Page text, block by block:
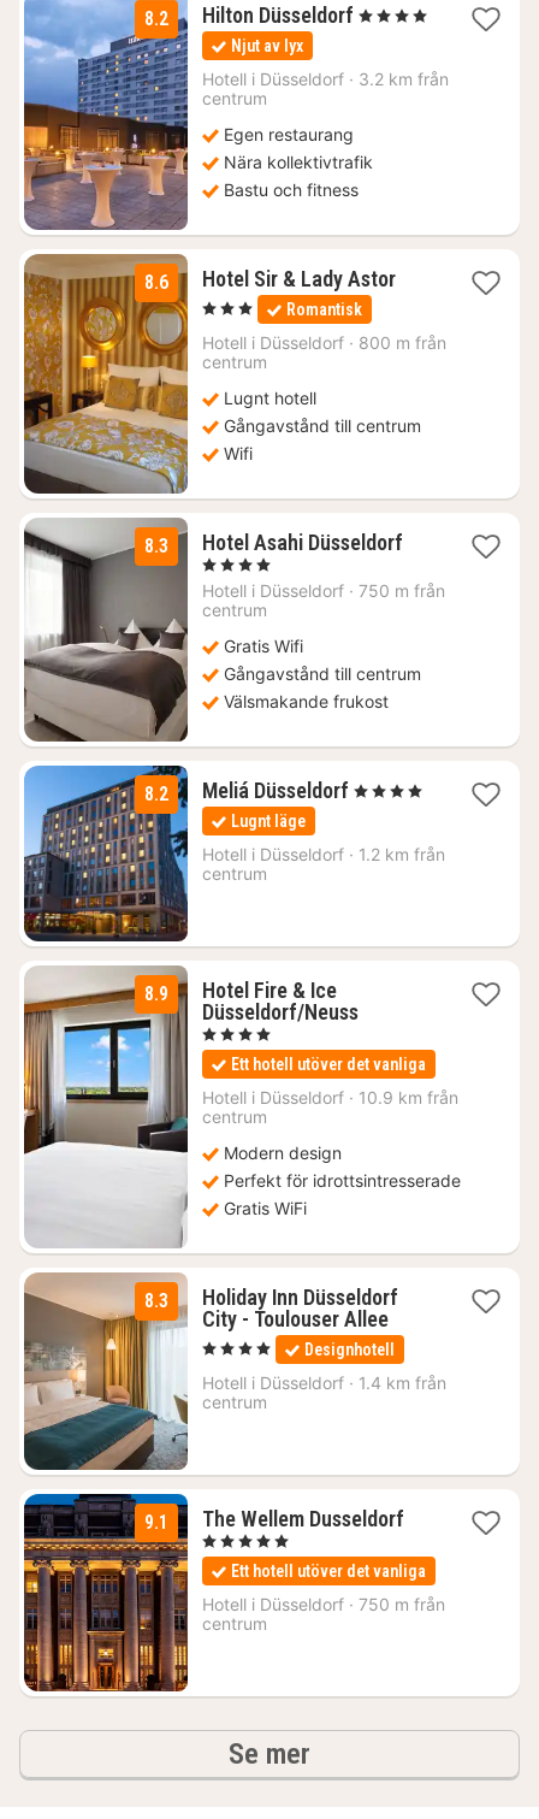
8.2 Hilton Düsseldorf 1
1011
, 4 Stjärnor
Njut av lyx
Hotell i Düsseldorf · 3.2 km från
centrum
Egen restaurang
Nära kollektivtrafik
Bastu och fitness
8.6 Hotel Sir & Lady Astor1
943
, 3 Stjärnor Romantisk
Hotell i Düsseldorf · 800 m från
centrum
Lugnt hotell
Gångavstånd till centrum
Wifi
8.3 Hotel Asahi Düsseldorf1
från
, 4 Stjärnor
Hotell i Düsseldorf · 750 m från
centrum
Gratis Wifi
Gångavstånd till centrum
Välsmakande frukost
8.2 Meliá Düsseldorf 2
1540
, 4 Stjärnor
Lugnt läge
Hotell i Düsseldorf · 1.2 km från
centrum
8.9
Hotel Fire & Ice
Düsseldorf/Neuss1
från
1407
kr.
, 4 Stjärnor
Ett hotell utöver det vanliga
Hotell i Düsseldorf · 10.9 km från
centrum
Modern design
Perfekt för idrottsintresserade
Gratis WiFi
8.3
Holiday Inn Düsseldorf
City - Toulouser Allee2
nätter
för
1200
, 4 Stjärnor Designhotell
Hotell i Düsseldorf · 1.4 km från
centrum
9.1 The Wellem Dusseldorf2
för
2230
kr.
, 5 Stjärnor
Ett hotell utöver det vanliga
Hotell i Düsseldorf · 750 m från
centrum
Se mer